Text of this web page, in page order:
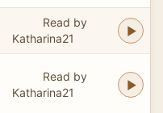
Read by
Katharina21
Read by
Katharina21